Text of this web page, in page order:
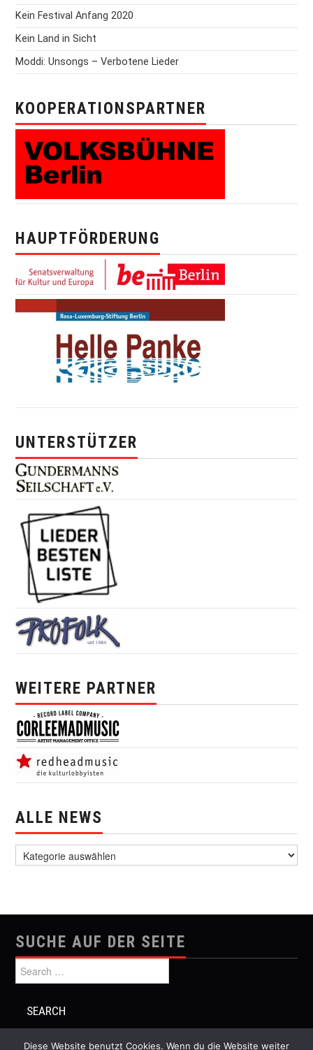
Kein Festival Anfang 2020
Kein Land in Sicht
Moddi: Unsongs – Verbotene Lieder
KOOPERATIONSPARTNER
HAUPTFÖRDERUNG
UNTERSTÜTZER
WEITERE PARTNER
ALLE NEWS
SUCHE AUF DER SEITE
Search for:
Diese Website benutzt Cookies. Wenn du die Website weiter